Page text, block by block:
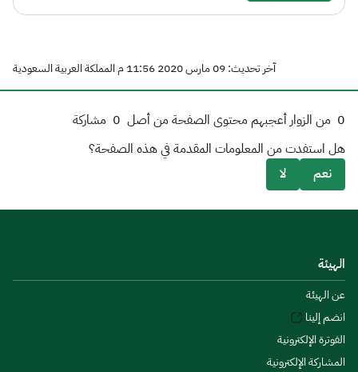
آخر تحديث: 09 مارس 2020 11:56 م المملكة العربية السعودية
0 من الزوار أعجبهم محتوى الصفحة من أصل 0 مشاركة
هل استفدت من المعلومات المقدمة في هذه الصفحة؟
نعم
لا
الهيئة
عن الهيئة
انضم إلينا
الفوترة الإلكترونية
المشاركة الإلكترونية